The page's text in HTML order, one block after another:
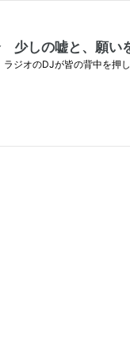
少しの嘘と、願い
ジオのDJが皆の背中を押し